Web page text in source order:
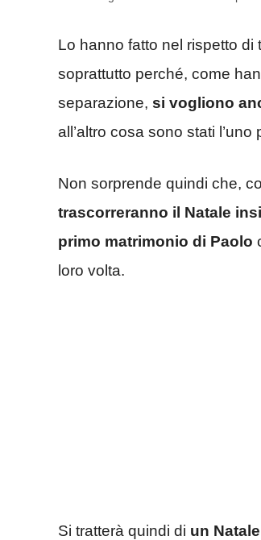
Lo hanno fatto nel rispetto
soprattutto perché, come
separazione, si vogliono
all’altro cosa sono stati l’uno
Non sorprende quindi che,
trascorreranno il Natale
primo matrimonio di Paolo
loro volta.
Si tratterà quindi di un